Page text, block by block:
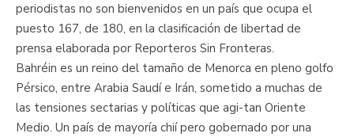
periodistas no son bienvenidos en un país que ocupa el
puesto 167, de 180, en la clasificación de libertad de
prensa elaborada por Reporteros Sin Fronteras.
Bahréin es un reino del tamaño de Menorca en pleno golfo
Pérsico, entre Arabia Saudí e Irán, sometido a muchas de
las tensiones sectarias y políticas que agi-tan Oriente
Medio. Un país de mayoría chií pero gobernado por una